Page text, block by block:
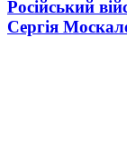
Російський
Сергія